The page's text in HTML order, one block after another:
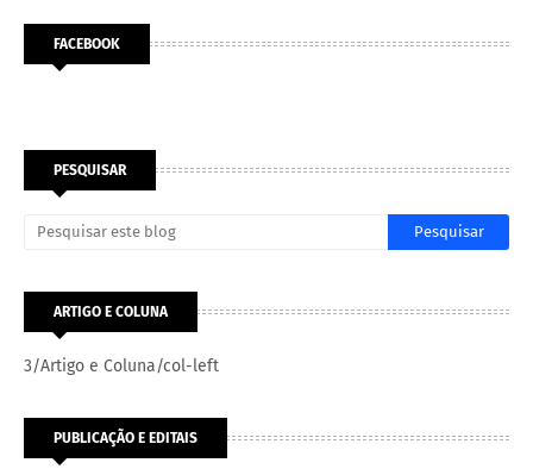
FACEBOOK
PESQUISAR
ARTIGO E COLUNA
3/Artigo e Coluna/col-left
PUBLICAÇÃO E EDITAIS